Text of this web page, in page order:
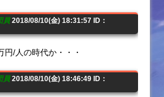
員2018/08/10(金) 18:31:57 ID：
円/人の時代か・・・
員2018/08/10(金) 18:46:49 ID：